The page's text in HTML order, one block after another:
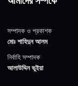
সম্পাদক ও প্রকাশক
মোঃ শাহিদুন আলম
নির্বাহি সম্পাদক
আলাউদ্দিন ভুইয়া